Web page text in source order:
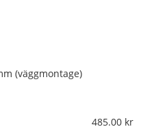
(väggmontage)
485.00